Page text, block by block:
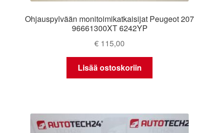
Ohjauspylvään monitoimikatkaisijat Peugeot 207
96661300XT 6242YP
€ 115,00
Lisää ostoskoriin